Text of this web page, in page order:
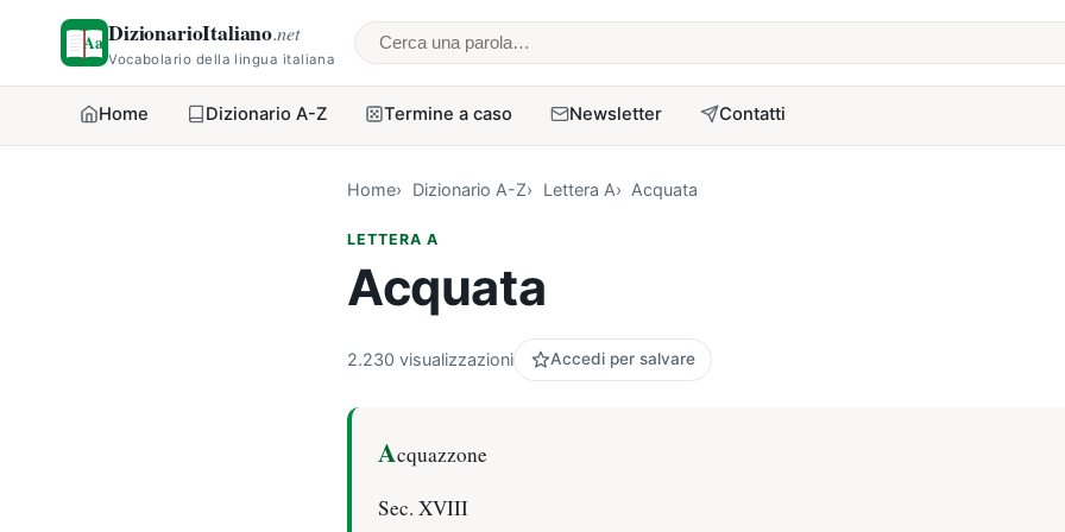
DizionarioItaliano.net
Vocabolario della lingua italiana Cerca una parola
Home Dizionario A-Z Termine a caso Newsletter Contatti
Home Dizionario A-Z Lettera A Acquata
LETTERA A
Acquata
2.230 visualizzazioni Accedi per salvare
Acquazzone
Sec. XVIII